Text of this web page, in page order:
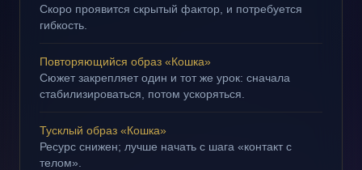
Скоро проявится скрытый фактор, и потребуется
гибкость.
Повторяющийся образ «Кошка»
Сюжет закрепляет один и тот же урок: сначала
стабилизироваться, потом ускоряться.
Тусклый образ «Кошка»
Ресурс снижен; лучше начать с шага «контакт с
телом».